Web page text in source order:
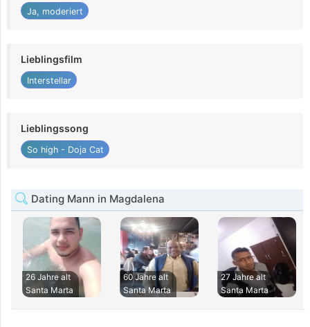
Ja, moderiert
Lieblingsfilm
Interstellar
Lieblingssong
So high - Doja Cat
Dating Mann in Magdalena
26 Jahre alt
Santa Marta
60 Jahre alt
Santa Marta
27 Jahre alt
Santa Marta